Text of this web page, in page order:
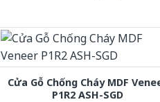
Cửa Gỗ Chống Cháy MDF
P1R2 ASH-SGD